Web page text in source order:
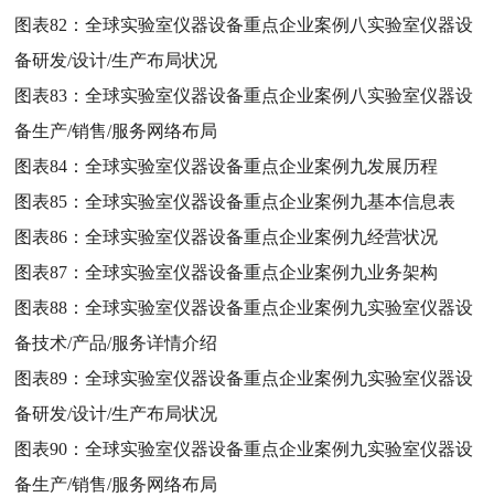
图表82：全球实验室仪器设备重点企业案例八实验室仪器设
备研发/设计/生产布局状况
图表83：全球实验室仪器设备重点企业案例八实验室仪器设
备生产/销售/服务网络布局
图表84：全球实验室仪器设备重点企业案例九发展历程
图表85：全球实验室仪器设备重点企业案例九基本信息表
图表86：全球实验室仪器设备重点企业案例九经营状况
图表87：全球实验室仪器设备重点企业案例九业务架构
图表88：全球实验室仪器设备重点企业案例九实验室仪器设
备技术/产品/服务详情介绍
图表89：全球实验室仪器设备重点企业案例九实验室仪器设
备研发/设计/生产布局状况
图表90：全球实验室仪器设备重点企业案例九实验室仪器设
备生产/销售/服务网络布局